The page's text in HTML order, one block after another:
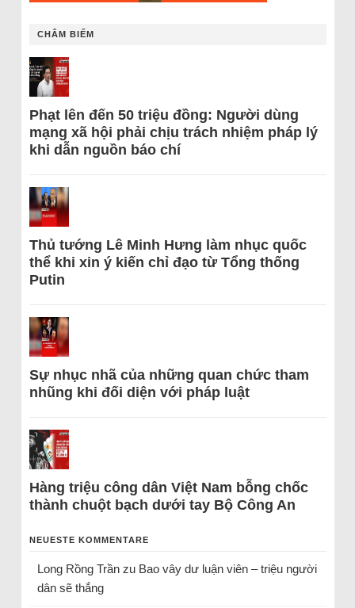
CHÂM BIẾM
Phạt lên đến 50 triệu đồng: Người dùng
mạng xã hội phải chịu trách nhiệm pháp lý
khi dẫn nguồn báo chí
Thủ tướng Lê Minh Hưng làm nhục quốc
thể khi xin ý kiến chỉ đạo từ Tổng thống
Putin
Sự nhục nhã của những quan chức tham
nhũng khi đối diện với pháp luật
Hàng triệu công dân Việt Nam bỗng chốc
thành chuột bạch dưới tay Bộ Công An
NEUESTE KOMMENTARE
Long Rồng Trầnzu Bao vây dư luận viên – triệu người
dân sẽ thắng